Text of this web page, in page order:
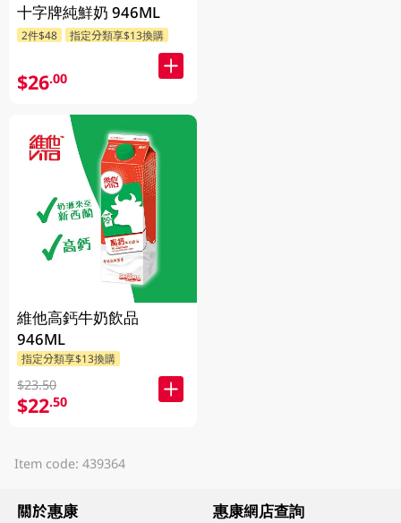
十字牌純鮮奶 946ML
2件$48 指定分類享$13換購
$26.00
維他高鈣牛奶飲品
946ML
指定分類享$13換購
$23.50
$22.50
Item code: 439364
關於惠康 惠康網店查詢